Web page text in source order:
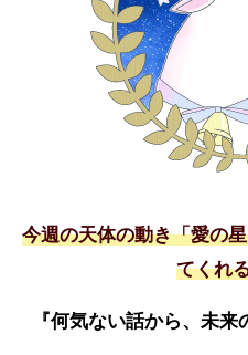
今週の天体の動き「愛の
てくれ
『何気ない話から、未来